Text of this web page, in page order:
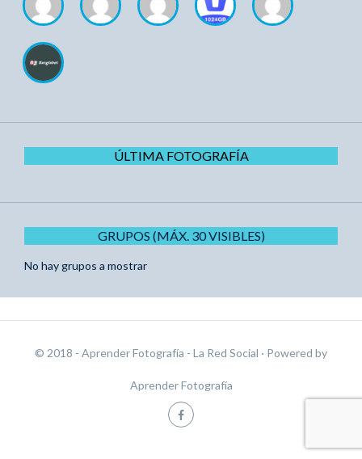
ÚLTIMA FOTOGRAFÍA
GRUPOS (MÁX. 30 VISIBLES)
No hay grupos a mostrar
© 2018 - Aprender Fotografía - La Red Social · Powered by
Aprender Fotografía